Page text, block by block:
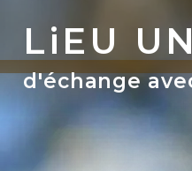
Le Lieu
LiEU
d'échange